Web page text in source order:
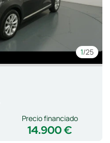
1/25
14.900 €
Precio financiado